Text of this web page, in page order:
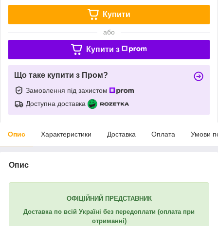
Купити
або
Купити з
Що таке купити з Пром?
Замовлення під захистом
Доступна доставка
Опис Характеристики Доставка Оплата Умови
Опис
ОФІЦІЙНИЙ ПРЕДСТАВНИК
Доставка по всій Україні без передоплати (оплата при
отриманні)